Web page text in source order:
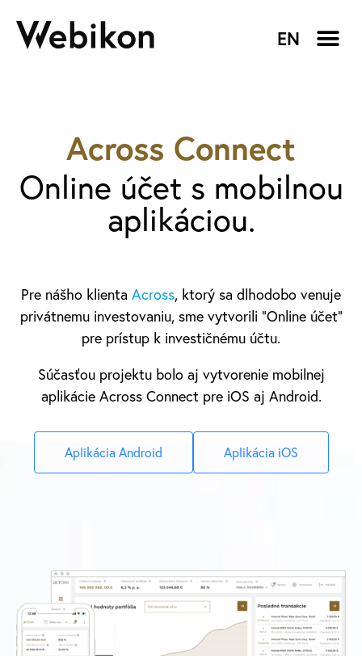
EN
Across Connect
Online účet s mobilnou
aplikáciou.
Pre nášho klienta Across, ktorý sa dlhodobo venuje
privátnemu investovaniu, sme vytvorili “Online účet”
pre prístup k investičnému účtu.
Súčasťou projektu bolo aj vytvorenie mobilnej
aplikácie Across Connect pre iOS aj Android.
Aplikácia Android Aplikácia iOS